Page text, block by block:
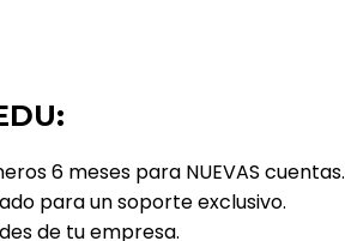
6 meses para NUEVAS cuentas.
para un soporte exclusivo.
de tu empresa.